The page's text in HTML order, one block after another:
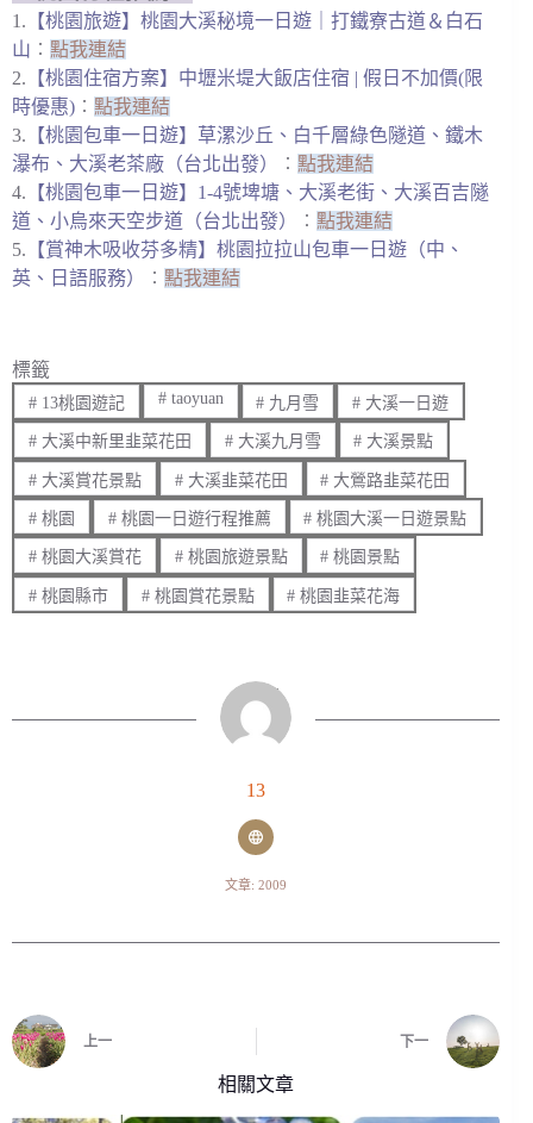
1. 【桃園旅遊】桃園大溪秘境一日遊｜打鐵寮古道＆白石
山 ︰ 點我連結
2. 【桃園住宿方案】中壢米堤大飯店住宿 | 假日不加價(限
時優惠) ︰ 點我連結
3. 【桃園包車一日遊】草漯沙丘、白千層綠色隧道、鐵木
瀑布、大溪老茶廠（台北出發）
︰ 點我連結
4. 【桃園包車一日遊】1-4號埤塘、大溪老街、大溪百吉隧
道、小烏來天空步道（台北出發）
︰ 點我連結
5. 【賞神木吸收芬多精】桃園拉拉山包車一日遊（中、
英、日語服務）
︰ 點我連結
標籤
#13桃園遊記 #taoyuan # 九月雪 # 大溪一日遊
#大溪中新里韭菜花田 #大溪九月雪 # 大溪景點
#大溪賞花景點 #大溪韭菜花田 # 大鶯路韭菜花田
#桃園 #桃園一日遊行程推薦 # 桃園大溪一日遊景點
#桃園大溪賞花 #桃園旅遊景點 # 桃園景點
#桃園縣市 #桃園賞花景點 # 桃園韭菜花海
13
文章: 2009
上一 下一
相關文章